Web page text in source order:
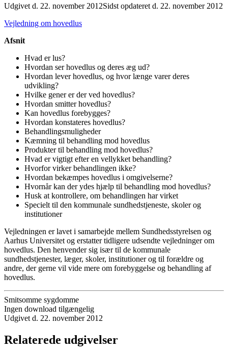
Udgivet d. 22. november 2012Sidst opdateret d. 22. november 2012
Vejledning om hovedlus
Afsnit
Hvad er lus?
Hvordan ser hovedlus og deres æg ud?
Hvordan lever hovedlus, og hvor længe varer deres
udvikling?
Hvilke gener er der ved hovedlus?
Hvordan smitter hovedlus?
Kan hovedlus forebygges?
Hvordan konstateres hovedlus?
Behandlingsmuligheder
Kæmning til behandling mod hovedlus
Produkter til behandling mod hovedlus?
Hvad er vigtigt efter en vellykket behandling?
Hvorfor virker behandlingen ikke?
Hvordan bekæmpes hovedlus i omgivelserne?
Hvornår kan der ydes hjælp til behandling mod hovedlus?
Husk at kontrollere, om behandlingen har virket
Specielt til den kommunale sundhedstjeneste, skoler og
institutioner
Vejledningen er lavet i samarbejde mellem Sundhedsstyrelsen og
Aarhus Universitet og erstatter tidligere udsendte vejledninger om
hovedlus. Den henvender sig især til de kommunale
sundhedstjenester, læger, skoler, institutioner og til forældre og
andre, der gerne vil vide mere om forebyggelse og behandling af
hovedlus.
Smitsomme sygdomme
Ingen download tilgængelig
Udgivet d. 22. november 2012
Relaterede udgivelser